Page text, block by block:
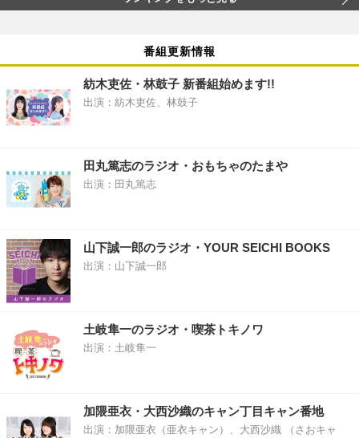
番組更新情報
紡木吏佐・林鼓子 新番組始めます!!
出演：紡木吏佐、林鼓子
田丸篤志のラジオ・おもちゃのたまや
出演：田丸篤志
山下誠一郎のラジオ・YOUR SEICHI BOOKS
出演：山下誠一郎
土岐隼一のラジオ・喫茶トキノワ
出演：土岐隼一
加隈亜衣・大西沙織のキャン丁目キャン番地
出演：加隈亜衣（亜衣キャン）、大西沙織 （さおキャ